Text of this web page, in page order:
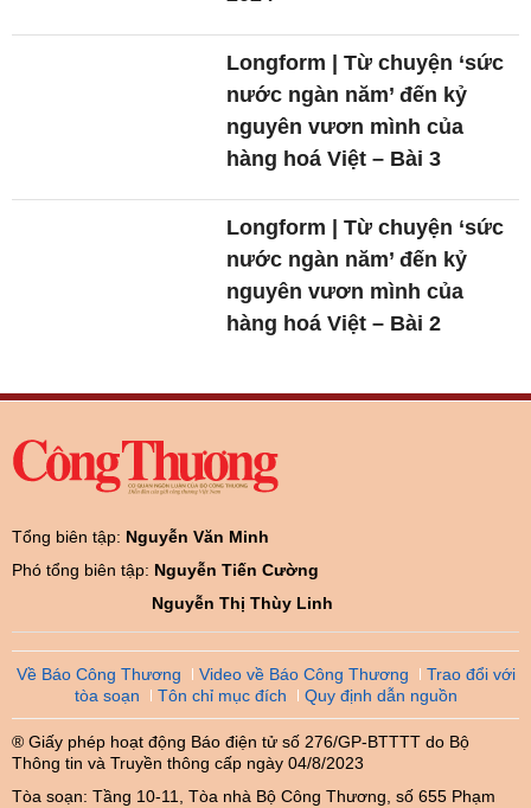
Longform | Từ chuyện ‘sức
nước ngàn năm’ đến kỷ
nguyên vươn mình của
hàng hoá Việt – Bài 3
Longform | Từ chuyện ‘sức
nước ngàn năm’ đến kỷ
nguyên vươn mình của
hàng hoá Việt – Bài 2
Tổng biên tập: Nguyễn Văn Minh
Phó tổng biên tập: Nguyễn Tiến Cường
Nguyễn Thị Thùy Linh
Về Báo Công Thương Video về Báo Công Thương
Trao đổi với
tòa soạn
Tôn chỉ mục đích Quy định dẫn nguồn
® Giấy phép hoạt động Báo điện tử số 276/GP-BTTTT do Bộ
Thông tin và Truyền thông cấp ngày 04/8/2023
Tòa soạn: Tầng 10-11, Tòa nhà Bộ Công Thương, số 655 Phạm